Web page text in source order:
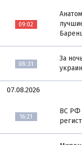
09:02
08:31
За
07.08.2026
16:21
ВС РФ